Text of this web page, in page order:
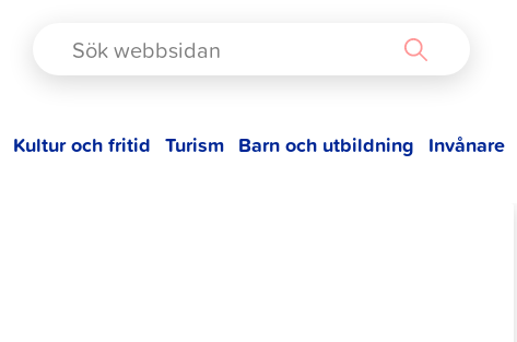
Kultur och fritid Turism Barn och utbildning Invånare